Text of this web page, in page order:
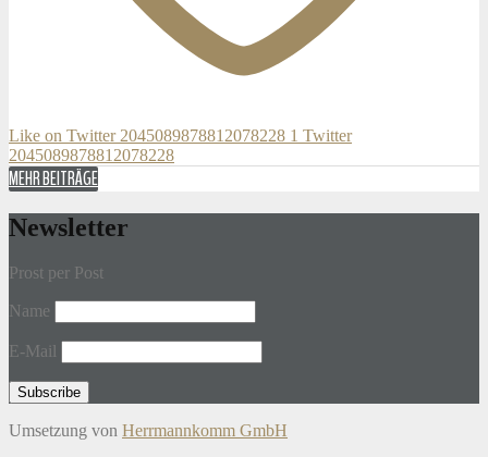
Like on Twitter 2045089878812078228 1 Twitter
2045089878812078228
MEHR BEITRÄGE
Newsletter
Prost per Post
Name
E-Mail
Umsetzung von Herrmannkomm GmbH